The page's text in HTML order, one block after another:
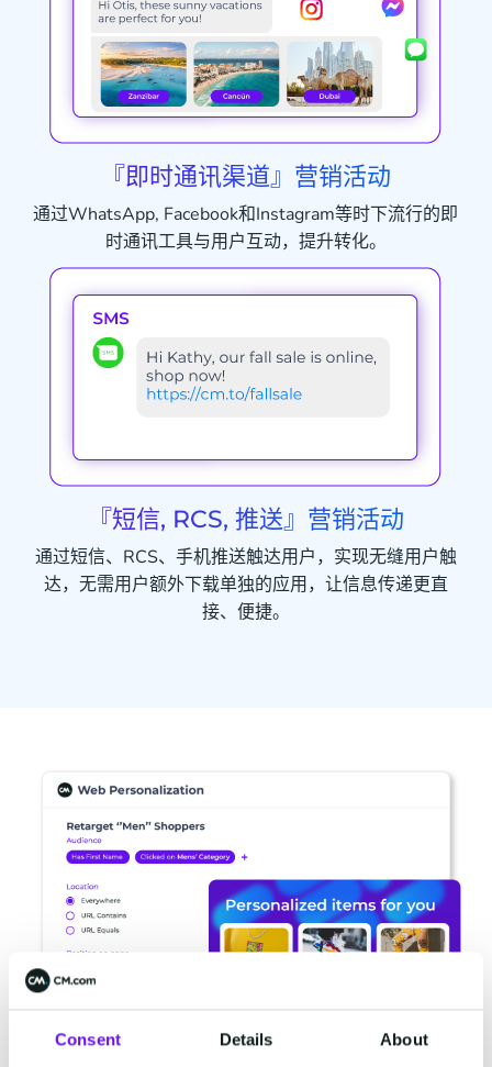
Consent Details About
『即时通讯渠道』营销活动
通过WhatsApp, Facebook和Instagram等时下流行的即
时通讯工具与用户互动，提升转化。
『短信, RCS, 推送』营销活动
通过短信、RCS、手机推送触达用户，实现无缝用户触
达，无需用户额外下载单独的应用，让信息传递更直
接、便捷。